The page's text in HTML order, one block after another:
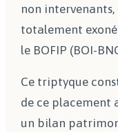
non intervenants,
totalement
le BOFIP (BOI-
Ce triptyque
de ce placement
un bilan